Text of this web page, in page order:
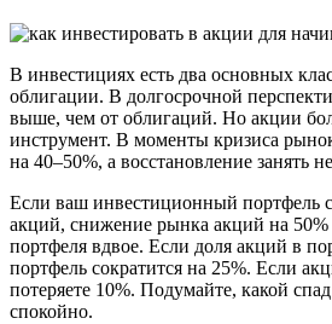
В инвестициях есть два основных
облигации. В долгосрочной
выше, чем от облигаций. Но акции
инструмент. В моменты кризиса
на 40–50%, а восстановление занять
Если ваш инвестиционный портфель
акций, снижение рынка акций на
портфеля вдвое. Если доля акций в
портфель сократится на 25%. Если
потеряете 10%. Подумайте, какой
спокойно.